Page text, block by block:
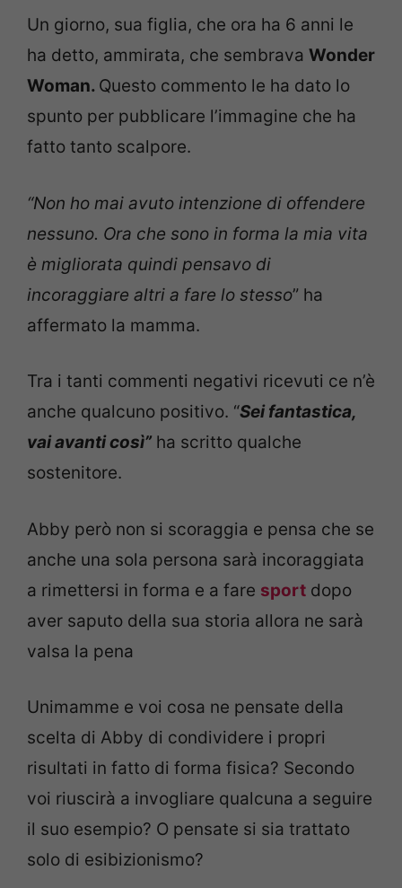
Un giorno, sua figlia, che ora ha 6 anni le
ha detto, ammirata, che sembrava Wonder
Woman. Questo commento le ha dato lo
spunto per pubblicare l’immagine che ha
fatto tanto scalpore.
“Non ho mai avuto intenzione di offendere
nessuno. Ora che sono in forma la mia vita
è migliorata quindi pensavo di
incoraggiare altri a fare lo stesso” ha
affermato la mamma.
Tra i tanti commenti negativi ricevuti ce n’è
anche qualcuno positivo. “Sei fantastica,
vai avanti così” ha scritto qualche
sostenitore.
Abby però non si scoraggia e pensa che se
anche una sola persona sarà incoraggiata
a rimettersi in forma e a fare sport dopo
aver saputo della sua storia allora ne sarà
valsa la pena
Unimamme e voi cosa ne pensate della
scelta di Abby di condividere i propri
risultati in fatto di forma fisica? Secondo
voi riuscirà a invogliare qualcuna a seguire
il suo esempio? O pensate si sia trattato
solo di esibizionismo?